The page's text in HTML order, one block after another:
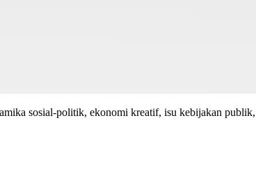
sosial-politik, ekonomi kreatif, isu kebijakan